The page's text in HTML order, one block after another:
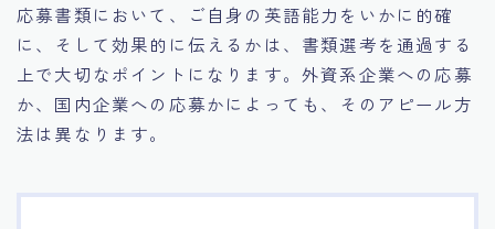
14.デジタル化やAIの進化がもたらす影響
応募書類において、ご自身の英語能力をいかに的確
に、そして効果的に伝えるかは、書類選考を通過する
上で大切なポイントになります。外資系企業への応募
か、国内企業への応募かによっても、そのアピール方
法は異なります。